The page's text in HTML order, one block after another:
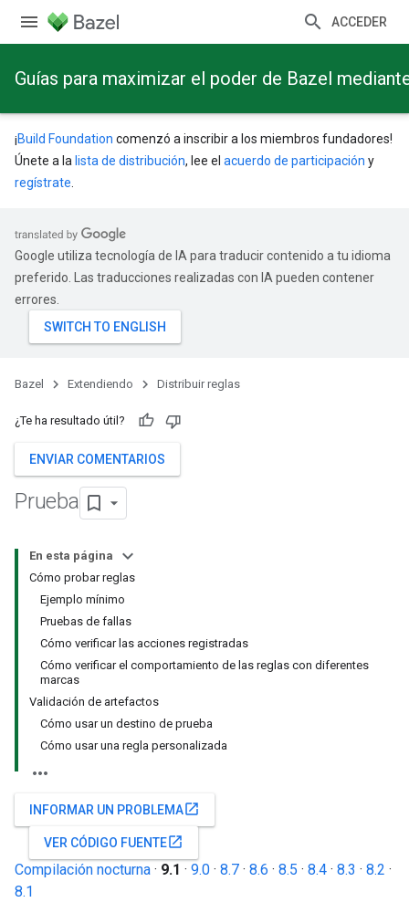
ACCEDER
Guías para maximizar el poder de Bazel
¡Build Foundation comenzó a inscribir a los miembros fundadores!
Únete a la lista de distribución, lee el acuerdo de participación y
regístrate
Google utiliza tecnología de IA para traducir contenido a tu idioma
preferido. Las traducciones realizadas con IA pueden contener
errores.
Bazel Extendiendo Distribuir reglas
¿Te ha resultado útil?
ENVIAR COMENTARIOS
Prueba
En esta página
Cómo probar reglas
Ejemplo mínimo
Pruebas de fallas
Cómo verificar las acciones registradas
Cómo verificar el comportamiento de las reglas con diferentes
marcas
Validación de artefactos
Cómo usar un destino de prueba
Cómo usar una regla personalizada
INFORMAR UN PROBLEMAopen_in_new
VER CÓDIGO FUENTEopen_in_new
Compilación nocturna · 9.1 · 9.0 · 8.7 · 8.6 · 8.5 · 8.4 · 8.3 · 8.2 ·
8.1